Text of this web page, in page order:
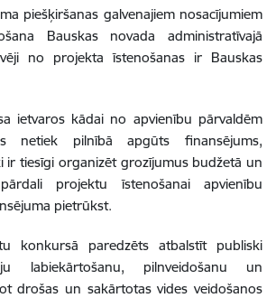
piešķiršanas galvenajiem nosacījumiem
Bauskas novada administratīvajā
no projekta īstenošanas ir Bauskas
ietvaros kādai no apvienību pārvaldēm
netiek pilnībā apgūts finansējums,
ir tiesīgi organizēt grozījumus budžetā un
projektu īstenošanai apvienību
pietrūkst.
konkursā paredzēts atbalstīt publiski
labiekārtošanu, pilnveidošanu un
drošas un sakārtotas vides veidošanos